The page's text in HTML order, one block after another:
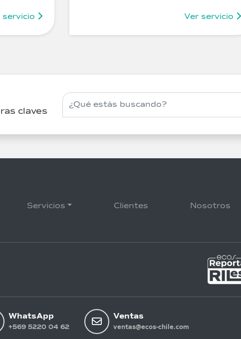
servicio Ver servicio
claves
Buscar servicios
Servicios Clientes Nosotros
WhatsApp
+569 5220 04 62
Ventas
ventas@ecos-chile.com